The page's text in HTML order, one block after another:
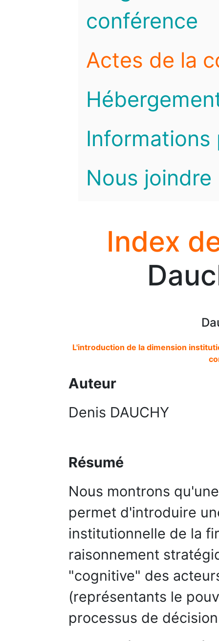
conférence
Actes de la
Informations
Nous joindre
Index
L'introduction de la dimension
Auteur
Denis DAUCHY
Résumé
Nous montrons
permet d'introduire
institutionnelle de la
raisonnement
"cognitive" des
(représentants le
processus de